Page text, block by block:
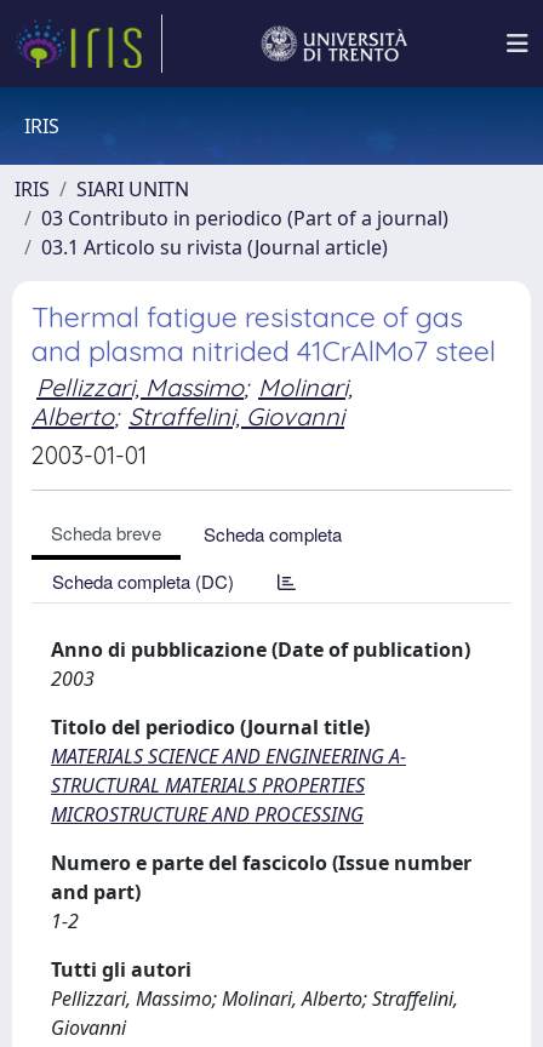
IRIS
IRIS
SIARI UNITN
03 Contributo in periodico (Part of a journal)
03.1 Articolo su rivista (Journal article)
Thermal fatigue resistance of gas
and plasma nitrided 41CrAlMo7 steel
Pellizzari, Massimo; Molinari,
Alberto; Straffelini, Giovanni
2003-01-01
Scheda breve
Scheda completa
Scheda completa (DC)
Anno di pubblicazione (Date of publication)
2003
Titolo del periodico (Journal title)
MATERIALS SCIENCE AND ENGINEERING A-
STRUCTURAL MATERIALS PROPERTIES
MICROSTRUCTURE AND PROCESSING
Numero e parte del fascicolo (Issue number
and part)
1-2
Tutti gli autori
Pellizzari, Massimo; Molinari, Alberto; Straffelini,
Giovanni